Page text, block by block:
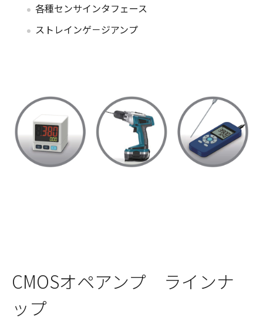
各種センサインタフェース
ストレインゲ－ジアンプ
CMOSオペアンプ ラインナ
ップ